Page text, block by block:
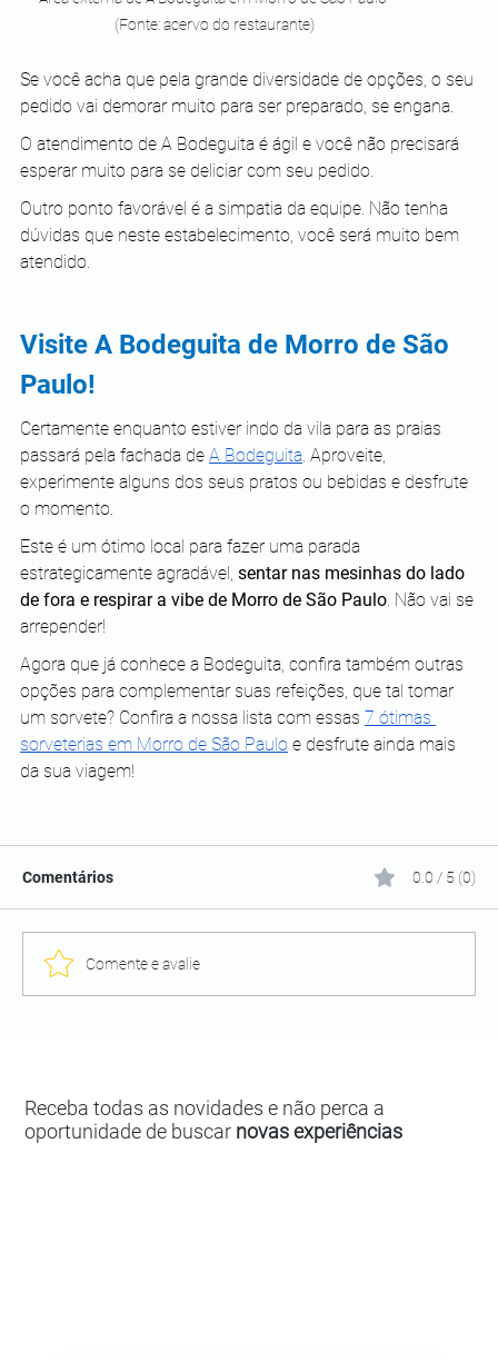
(Fonte: acervo do restaurante)
Se você acha que pela grande diversidade de opções, o seu
pedido vai demorar muito para ser preparado, se engana.
O atendimento de A Bodeguita é ágil e você não precisará
esperar muito para se deliciar com seu pedido.
Outro ponto favorável é a simpatia da equipe. Não tenha
dúvidas que neste estabelecimento, você será muito bem
atendido.
Visite A Bodeguita de Morro de São
Paulo!
Certamente enquanto estiver indo da vila para as praias
passará pela fachada de A Bodeguita. Aproveite,
experimente alguns dos seus pratos ou bebidas e desfrute
o momento.
Este é um ótimo local para fazer uma parada
estrategicamente agradável, sentar nas mesinhas do lado
de fora e respirar a vibe de Morro de São Paulo. Não vai se
arrepender!
Agora que já conhece a Bodeguita, confira também outras
opções para complementar suas refeições, que tal tomar
um sorvete? Confira a nossa lista com essas 7 ótimas
sorveterias em Morro de São Paulo e desfrute ainda mais
da sua viagem!
Comentários 0.0 / 5 (0)
Comente e avalie
Receba todas as novidades e não perca a
oportunidade de buscar novas experiências